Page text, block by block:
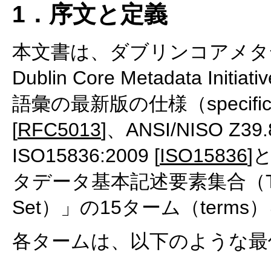
1．序文と定義
本文書は、ダブリンコアメ
Dublin Core Metadata
語彙の最新版の仕様（
[RFC5013]、ANSI/NISO
ISO15836:2009 [ISO15836]
タデータ基本記述要素集合
Set）」の15ターム（terms
各タームは、以下のような